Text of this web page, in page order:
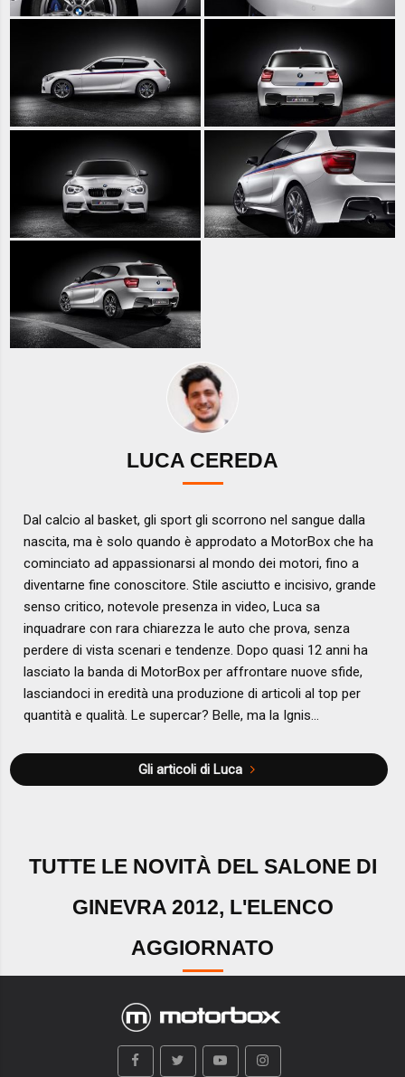
LUCA CEREDA
Dal calcio al basket, gli sport gli scorrono nel sangue dalla
nascita, ma è solo quando è approdato a MotorBox che ha
cominciato ad appassionarsi al mondo dei motori, fino a
diventarne fine conoscitore. Stile asciutto e incisivo, grande
senso critico, notevole presenza in video, Luca sa
inquadrare con rara chiarezza le auto che prova, senza
perdere di vista scenari e tendenze. Dopo quasi 12 anni ha
lasciato la banda di MotorBox per affrontare nuove sfide,
lasciandoci in eredità una produzione di articoli al top per
quantità e qualità. Le supercar? Belle, ma la Ignis...
Gli articoli di Luca
TUTTE LE NOVITÀ DEL SALONE DI
GINEVRA 2012, L'ELENCO
AGGIORNATO